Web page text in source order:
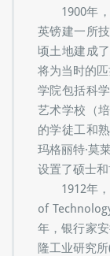
（Scottish
1900年
英镑建一所
顷土地建成
将为当时的
学院包括科
艺术学校（
的学徒工和
玛格丽特·莫
设置了硕士
1912年
of
年，银行家